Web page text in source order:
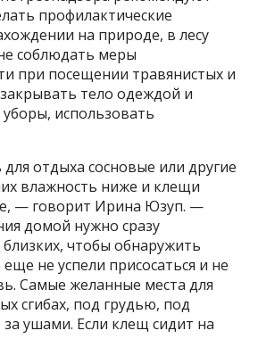
профилактические
на природе, в лесу
соблюдать меры
при посещении травянистых и
тело одеждой и
использовать
отдыха сосновые или другие
влажность ниже и клещи
— говорит Ирина Юзуп. —
домой нужно сразу
чтобы обнаружить
не успели присосаться и не
Самые желанные места для
сгибах, под грудью, под
за ушами. Если клещ сидит на